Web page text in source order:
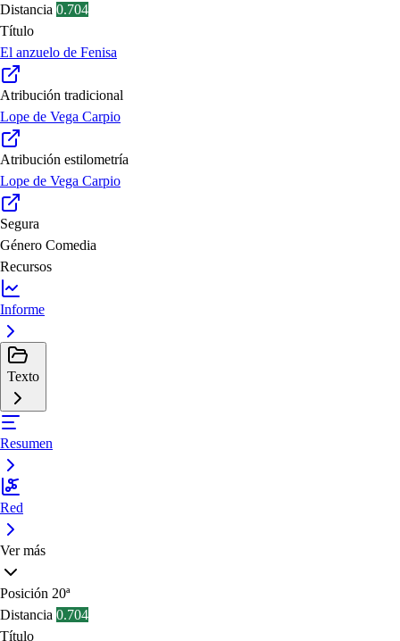
Distancia 0.704
Título
El anzuelo de Fenisa
Atribución tradicional
Lope de Vega Carpio
Atribución estilometría
Lope de Vega Carpio
Segura
Género Comedia
Recursos
Informe
Texto
Resumen
Red
Ver más
Posición 20ª
Distancia 0.704
Título